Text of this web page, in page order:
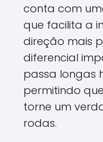
conta com
que facilita a
direção mais
diferencial
passa longas
permitindo
torne um
rodas.